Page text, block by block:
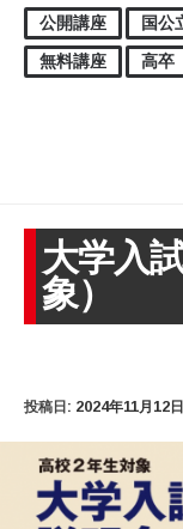
公開講座 国公
無料講座
高卒
大学入
象）
投稿日: 2024年11月12日